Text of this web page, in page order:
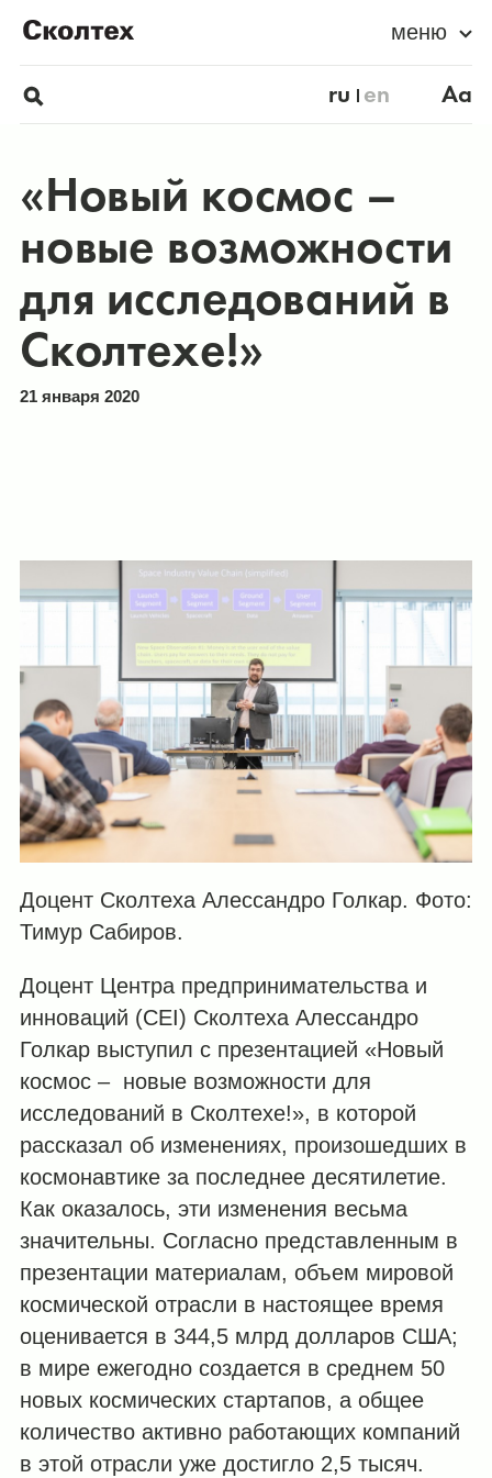
меню
ru en Aa
«Новый космос –
новые возможности
для исследований в
Сколтехе!»
21 января 2020
Доцент Сколтеха Алессандро Голкар. Фото:
Тимур Сабиров.
Доцент Центра предпринимательства и
инноваций (CEI) Сколтеха Алессандро
Голкар выступил с презентацией «Новый
космос – новые возможности для
исследований в Сколтехе!», в которой
рассказал об изменениях, произошедших в
космонавтике за последнее десятилетие.
Как оказалось, эти изменения весьма
значительны. Согласно представленным в
презентации материалам, объем мировой
космической отрасли в настоящее время
оценивается в 344,5 млрд долларов США;
в мире ежегодно создается в среднем 50
новых космических стартапов, а общее
количество активно работающих компаний
в этой отрасли уже достигло 2,5 тысяч.